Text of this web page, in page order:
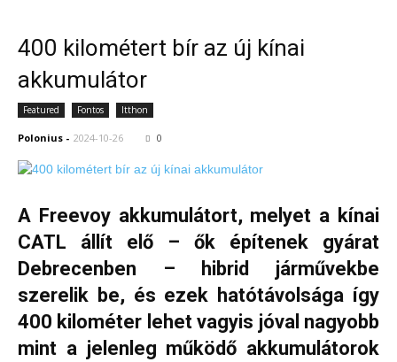
400 kilométert bír az új kínai
akkumulátor
Featured Fontos Itthon
Polonius - 2024-10-26 0
A Freevoy akkumulátort, melyet a kínai
CATL állít elő – ők építenek gyárat
Debrecenben – hibrid járművekbe
szerelik be, és ezek hatótávolsága így
400 kilométer lehet vagyis jóval nagyobb
mint a jelenleg működő akkumulátorok